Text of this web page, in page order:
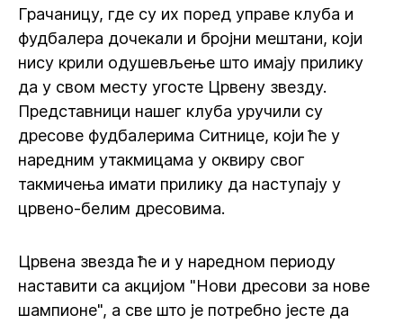
Грачаницу, где су их поред управе клуба и
фудбалера дочекали и бројни мештани, који
нису крили одушевљење што имају прилику
да у свом месту угосте Црвену звезду.
Представници нашег клуба уручили су
дресове фудбалерима Ситнице, који ће у
наредним утакмицама у оквиру свог
такмичења имати прилику да наступају у
црвено-белим дресовима.
Црвена звезда ће и у наредном периоду
наставити са акцијом "Нови дресови за нове
шампионе", а све што је потребно јесте да